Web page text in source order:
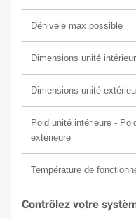
Dénivelé max possible
Dimensions unité
Dimensions unité
Poid unité intérieure -
extérieure
Température de
Contrôlez votre